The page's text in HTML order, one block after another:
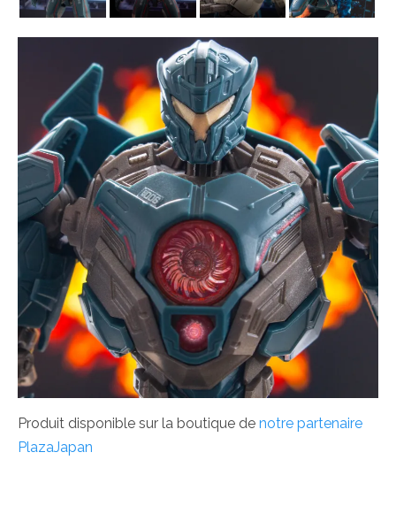
Produit disponible sur la boutique de notre partenaire
PlazaJapan